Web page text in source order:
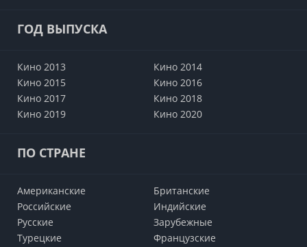
ГОД ВЫПУСКА
Кино 2013
Кино 2014
Кино 2015
Кино 2016
Кино 2017
Кино 2018
Кино 2019
Кино 2020
ПО СТРАНЕ
Американские
Британские
Российские
Индийские
Русские
Зарубежные
Турецкие
Французские